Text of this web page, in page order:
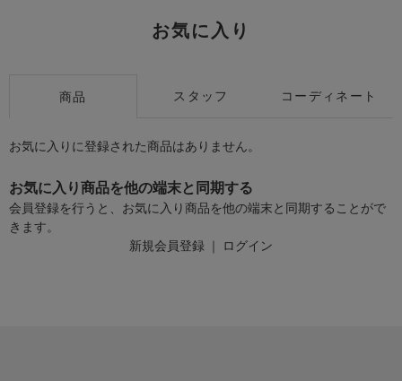
お気に入り
商品 スタッフ コーディネート
お気に入りに登録された商品はありません。
お気に入り商品を他の端末と同期する
会員登録を行うと、お気に入り商品を他の端末と同期することがで
きます。
新規会員登録 ｜ ログイン